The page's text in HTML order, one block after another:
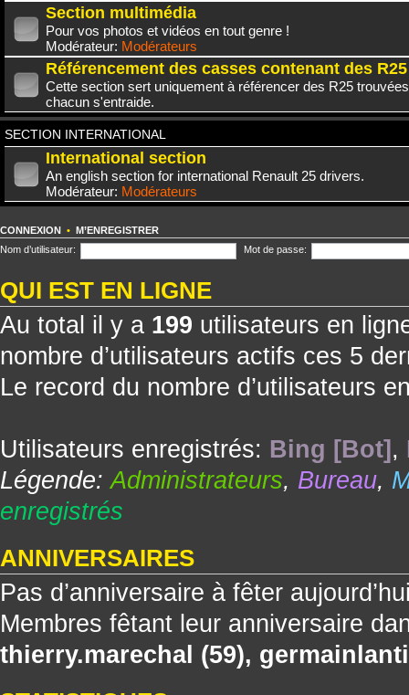
Section multimédia
Pour vos photos et vidéos en tout genre !
Modérateur: Modérateurs
Référencement des casses contenant des R25
Cette section sert uniquement à référencer des R25
chacun s'entraide.
SECTION INTERNATIONAL
International section
An english section for international Renault 25 drivers.
Modérateur: Modérateurs
CONNEXION • M’ENREGISTRER
Nom d’utilisateur:
Mot de passe:
QUI EST EN LIGNE
Au total il y a 199 utilisateurs en
nombre d’utilisateurs actifs ces 5
Le record du nombre d’utilisateurs
Utilisateurs enregistrés: Bing [Bot] ,
Légende:Administrateurs, Bureau,
enregistrés
ANNIVERSAIRES
Pas d’anniversaire à fêter
Membres fêtant leur anniversaire
thierry.marechal (59),